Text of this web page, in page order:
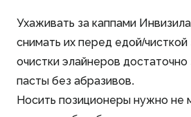
Ухаживать за каппами
снимать их перед едой/
очистки элайнеров
пасты без абразивов.
Носить позиционеры нужно не